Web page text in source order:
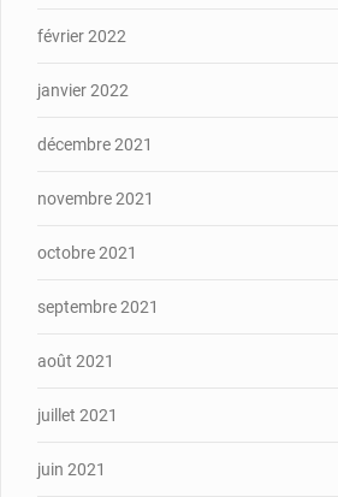
février 2022
janvier 2022
décembre 2021
novembre 2021
octobre 2021
septembre 2021
août 2021
juillet 2021
juin 2021